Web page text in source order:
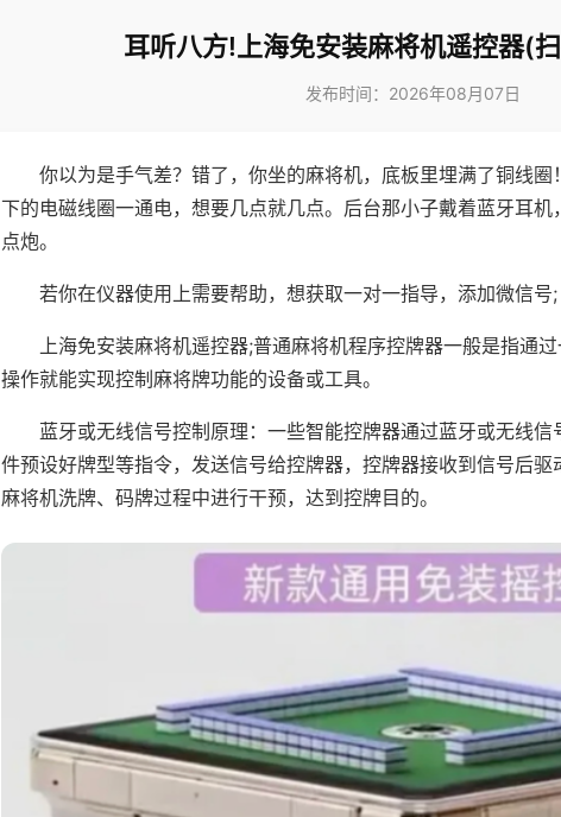
耳听八方!上海免安装麻将机遥控器(
发布时间：2026年08月07日
你以为是手气差？错了，你坐的麻将机，底板里埋满了铜线
下的电磁线圈一通电，想要几点就几点。后台那小子戴着蓝牙耳机
点炮。
若你在仪器使用上需要帮助，想获取一对一指导，添加微信号
上海免安装麻将机遥控器;普通麻将机程序控牌器一般是指通
操作就能实现控制麻将牌功能的设备或工具。
蓝牙或无线信号控制原理：一些智能控牌器通过蓝牙或无线
件预设好牌型等指令，发送信号给控牌器，控牌器接收到信号后
麻将机洗牌、码牌过程中进行干预，达到控牌目的。